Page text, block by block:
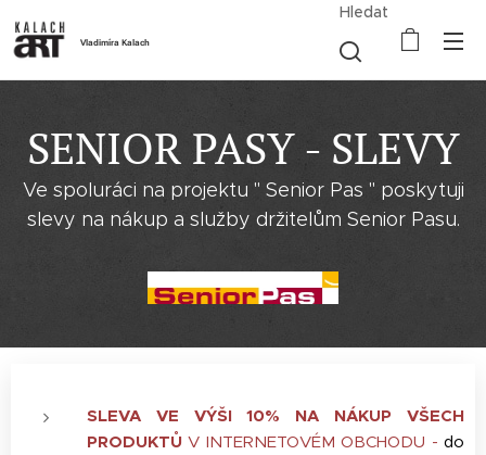
Vladimíra Kalach
Hledat
SENIOR PASY - SLEVY
Ve spoluráci na projektu " Senior Pas " poskytuji
slevy na nákup a služby držitelům Senior Pasu.
SLEVA VE VÝŠI 10% NA NÁKUP VŠECH
PRODUKTŮ V INTERNETOVÉM OBCHODU - do